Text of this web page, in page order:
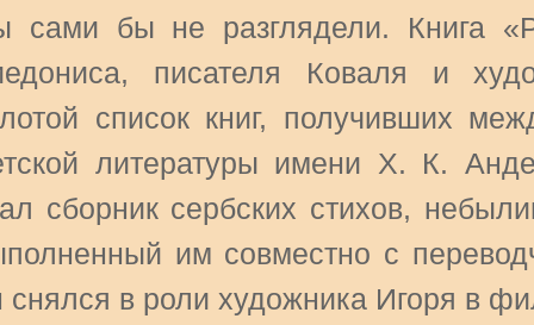
сами бы не разглядели. Книга
писателя Коваля и
список книг, получивших
литературы имени Х. К.
сборник сербских стихов,
им совместно с
снялся в роли художника Игоря в